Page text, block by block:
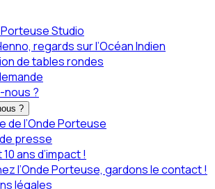
Porteuse Studio
regards sur l’Océan Indien
de tables rondes
nous ?
?
de l’Onde Porteuse
presse
ans d’impact !
l’Onde Porteuse, gardons le contact !
légales